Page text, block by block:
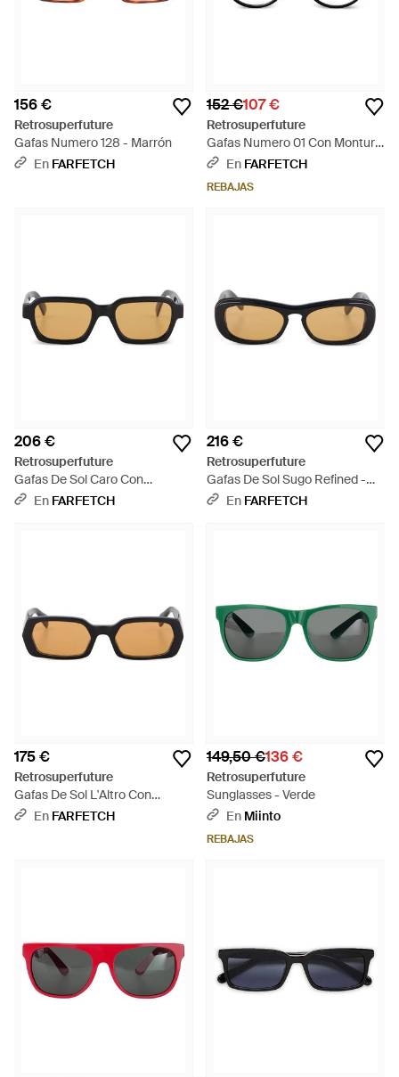
156 €
Retrosuperfuture
Gafas Numero 128 - Marrón
En FARFETCH
152 €107 €
Retrosuperfuture
Gafas Numero 01 Con Montura
Redonda - Negro
En FARFETCH
REBAJAS
206 €
Retrosuperfuture
Gafas De Sol Caro Con
Montura Cuadrada - Negro
En FARFETCH
216 €
Retrosuperfuture
Gafas De Sol Sugo Refined -
Negro
En FARFETCH
175 €
Retrosuperfuture
Gafas De Sol L'Altro Con
Montura Geométrica - Negro
En FARFETCH
149,50 €136 €
Retrosuperfuture
Sunglasses - Verde
En Miinto
REBAJAS